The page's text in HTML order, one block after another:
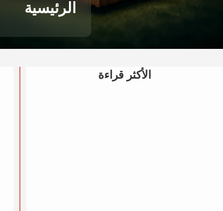
الرئيسية
الأكثر قراءة